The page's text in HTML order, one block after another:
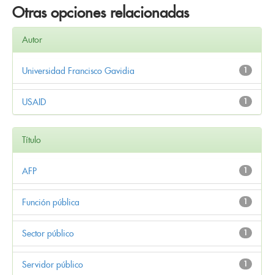
Otras opciones relacionadas
Autor
1
Universidad Francisco Gavidia
1
USAID
Título
1
AFP
1
Función pública
1
Sector público
1
Servidor público